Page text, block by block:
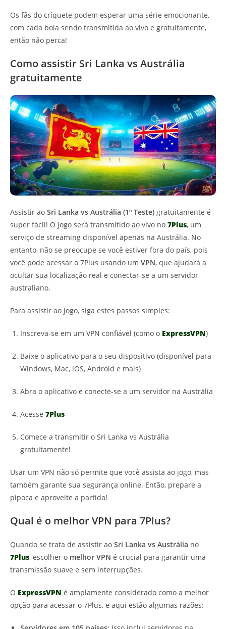
Os fãs do críquete podem esperar uma série emocionante,
com cada bola sendo transmitida ao vivo e gratuitamente,
então não perca!
Como assistir Sri Lanka vs Austrália
gratuitamente
Assistir ao Sri Lanka vs Austrália (1º Teste) gratuitamente é
super fácil! O jogo será transmitido ao vivo no 7Plus, um
serviço de streaming disponível apenas na Austrália. No
entanto, não se preocupe se você estiver fora do país, pois
você pode acessar o 7Plus usando um VPN, que ajudará a
ocultar sua localização real e conectar-se a um servidor
australiano.
Para assistir ao jogo, siga estes passos simples:
Inscreva-se em um VPN confiável (como o ExpressVPN)
Baixe o aplicativo para o seu dispositivo (disponível para
Windows, Mac, iOS, Android e mais)
Abra o aplicativo e conecte-se a um servidor na Austrália
Acesse 7Plus
Comece a transmitir o Sri Lanka vs Austrália
gratuitamente!
Usar um VPN não só permite que você assista ao jogo, mas
também garante sua segurança online. Então, prepare a
pipoca e aproveite a partida!
Qual é o melhor VPN para 7Plus?
Quando se trata de assistir ao Sri Lanka vs Austrália no
7Plus, escolher o melhor VPN é crucial para garantir uma
transmissão suave e sem interrupções.
O ExpressVPN é amplamente considerado como a melhor
opção para acessar o 7Plus, e aqui estão algumas razões: